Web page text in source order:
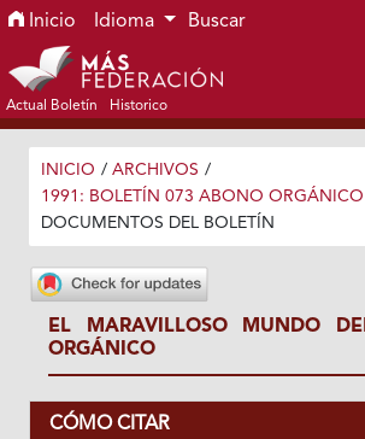
Ir al menú de navegación principal
Ir al contenido principal
Ir al pie de página del sitio
Inicio Idioma Buscar
Actual Boletín Historico
INICIO / ARCHIVOS /
1991: BOLETÍN 073 ABONO ORGÁNICO
DOCUMENTOS DEL BOLETÍN
EL MARAVILLOSO MUNDO
ORGÁNICO
CÓMO CITAR